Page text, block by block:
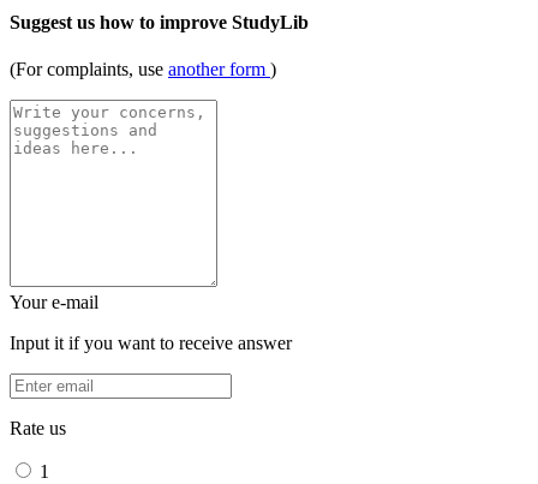
Suggest us how to improve StudyLib
(For complaints, use another form )
Your e-mail
Input it if you want to receive answer
Rate us
1